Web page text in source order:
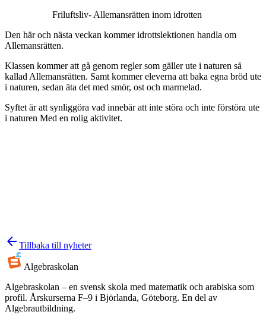
Friluftsliv- Allemansrätten inom idrotten
Den här och nästa veckan kommer idrottslektionen handla om
Allemansrätten.
Klassen kommer att gå genom regler som gäller ute i naturen så
kallad Allemansrätten. Samt kommer eleverna att baka egna bröd ute
i naturen, sedan äta det med smör, ost och marmelad.
Syftet är att synliggöra vad innebär att inte störa och inte förstöra ute
i naturen Med en rolig aktivitet.
arrow_back Tillbaka till nyheter
Algebraskolan
Algebraskolan – en svensk skola med matematik och arabiska som
profil. Årskurserna F–9 i Björlanda, Göteborg. En del av
Algebrautbildning.